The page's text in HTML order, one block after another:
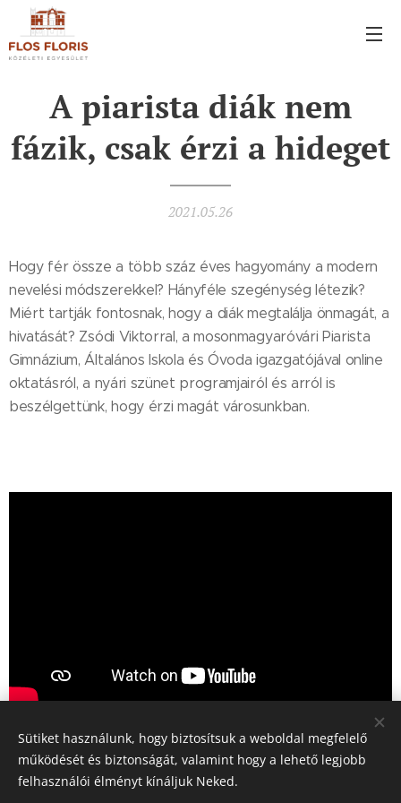
A piarista diák nem
fázik, csak érzi a hideget
2021.05.26
Hogy fér össze a több száz éves hagyomány a modern
nevelési módszerekkel? Hányféle szegénység létezik?
Miért tartják fontosnak, hogy a diák megtalálja önmagát, a
hivatását? Zsódi Viktorral, a mosonmagyaróvári Piarista
Gimnázium, Általános Iskola és Óvoda igazgatójával online
oktatásról, a nyári szünet programjairól és arról is
beszélgettünk, hogy érzi magát városunkban.
Share
Sütiket használunk, hogy biztosítsuk a weboldal megfelelő
működését és biztonságát, valamint hogy a lehető legjobb
felhasználói élményt kínáljuk Neked.